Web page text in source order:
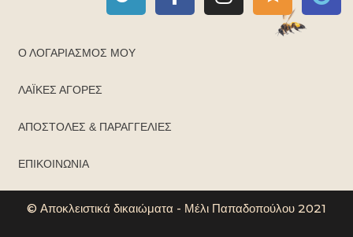
Ο ΛΟΓΑΡΙΑΣΜΌΣ ΜΟΥ
ΛΑΪΚΈΣ ΑΓΟΡΈΣ
ΑΠΟΣΤΟΛΈΣ & ΠΑΡΑΓΓΕΛΊΕΣ
ΕΠΙΚΟΙΝΩΝΊΑ
© Αποκλειστικά δικαιώματα - Μέλι Παπαδοπούλου 2021